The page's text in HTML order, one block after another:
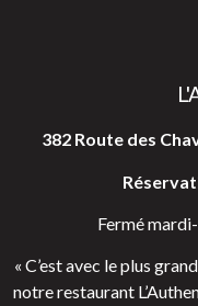
382 Route des
Fermé
« C’est avec le plus
notre restaurant